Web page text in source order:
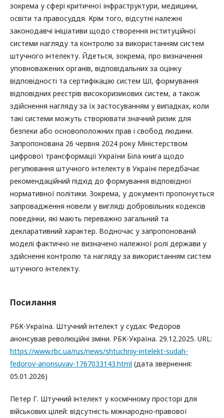
зокрема у сфері критичної інфраструктури, медицини,
освіти та правосуддя. Крім того, відсутні належні
законодавчі ініціативи щодо створення інституційної
системи нагляду та контролю за використанням систем
штучного інтелекту. Йдеться, зокрема, про визначення
уповноважених органів, відповідальних за оцінку
відповідності та сертифікацію систем ШІ, формування
відповідних реєстрів високоризикових систем, а також
здійснення нагляду за їх застосуванням у випадках, коли
такі системи можуть створювати значний ризик для
безпеки або основоположних прав і свобод людини.
Запропонована 26 червня 2024 року Міністерством
цифрової трансформації України Біла книга щодо
регулювання штучного інтелекту в Україні передбачає
рекомендаційний підхід до формування відповідної
нормативної політики. Зокрема, у документі пропонується
запровадження новели у вигляді добровільних кодексів
поведінки, які мають переважно загальний та
декларативний характер. Водночас у запропонованій
моделі фактично не визначено належної ролі держави у
здійсненні контролю та нагляду за використанням систем
штучного інтелекту.
Посилання
РБК-Україна. Штучний інтелект у судах: Федоров
анонсував революційні зміни. РБК-Україна. 29.12.2025. URL:
https://www.rbc.ua/rus/news/shtuchniy-intelekt-sudah-
fedorov-anonsuvav-1767033143.html (дата звернення:
05.01.2026)
Петер Г. Штучний інтелект у космічному просторі для
військових цілей: відсутність міжнародно-правової